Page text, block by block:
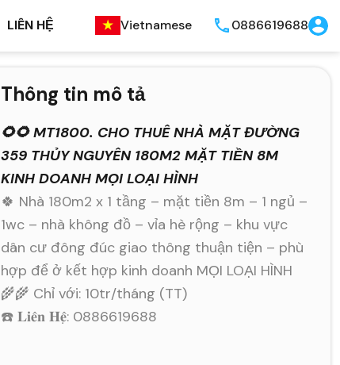
LIÊN HỆ Vietnamese 0886619688
Thông tin mô tả
🌻🌻 MT1800. CHO THUÊ NHÀ MẶT ĐƯỜNG
359 THỦY NGUYÊN 180M2 MẶT TIỀN 8M
KINH DOANH MỌI LOẠI HÌNH
🍀 Nhà 180m2 x 1 tầng – mặt tiền 8m – 1 ngủ –
1wc – nhà không đồ – vỉa hè rộng – khu vực
dân cư đông đúc giao thông thuận tiện – phù
hợp để ở kết hợp kinh doanh MỌI LOẠI HÌNH
🌾🌾 Chỉ với: 10tr/tháng (TT)
☎️ 𝐋𝐢𝐞̂𝐧 𝐇𝐞̣̂: 0886619688